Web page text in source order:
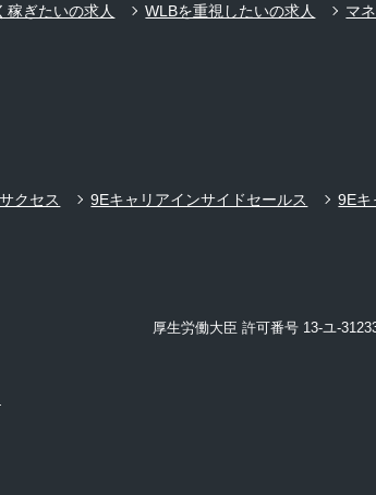
稼ぎたいの求人 WLBを重視したいの求人
マ
クセス 9Eキャリアインサイドセールス 9Eキ
厚生労働大臣 許可番号 13-ユ-